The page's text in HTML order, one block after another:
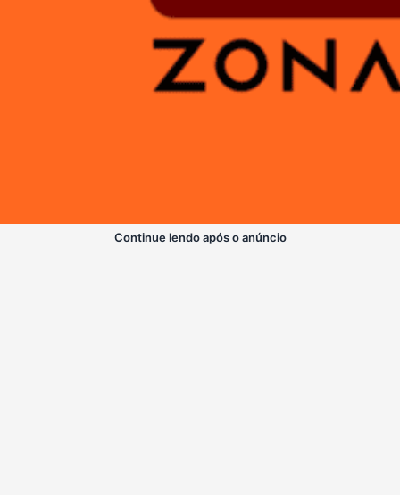
Continue lendo após o anúncio